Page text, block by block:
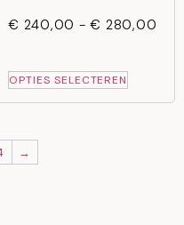
€ 240,00 - € 280,00
OPTIES SELECTEREN
→